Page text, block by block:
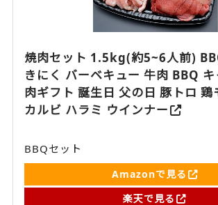
焼肉セット 1.5kg(約5~6人前)
きにく バーベキュー 牛肉 BBQ
肉ギフト 誕生日 父の日 豚トロ 鶏
カルビ ハラミ ウインナー
BBQセット
Amazonで見る
楽天で見る